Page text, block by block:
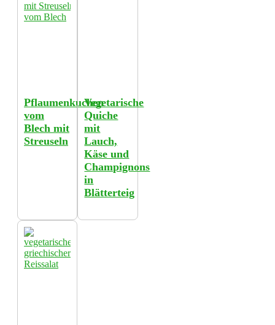
Pflaumenkuchen
vom
Blech mit
Streuseln
Vegetarische
Quiche
mit
Lauch,
Käse und
Champignons
in
Blätterteig